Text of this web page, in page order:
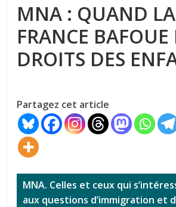
réflexion
éditée
par
l'Union
MNA : QUAND LA
FRANCE BAFOUE
DROITS DES
Partagez cet article
MNA. Celles et ceux qui
aux questions d’immigration et